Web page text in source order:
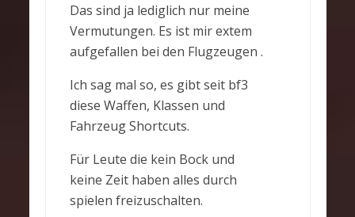
Das sind ja lediglich nur meine
Vermutungen. Es ist mir extem
aufgefallen bei den Flugzeugen .
Ich sag mal so, es gibt seit bf3
diese Waffen, Klassen und
Fahrzeug Shortcuts.
Für Leute die kein Bock und
keine Zeit haben alles durch
spielen freizuschalten.